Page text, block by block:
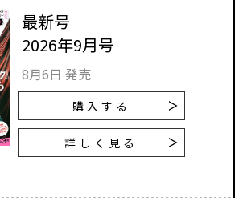
最新号
2026年9月号
8月6日 発売
購入する
詳しく見る